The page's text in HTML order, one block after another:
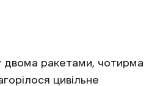
двома ракетами, чотирма
цивільне